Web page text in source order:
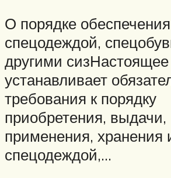
О порядке
спецодеждой,
другими
устанавливает
требования к порядку
приобретения, выдачи,
применения, хранения
спецодеждой,…